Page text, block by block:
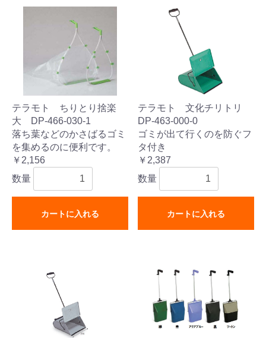
テラモト ちりとり捨楽
大 DP-466-030-1
落ち葉などのかさばるゴミ
を集めるのに便利です。
￥2,156
数量
カートに入れる
テラモト 文化チリトリ
DP-463-000-0
ゴミが出て行くのを防ぐフ
タ付き
￥2,387
数量
カートに入れる